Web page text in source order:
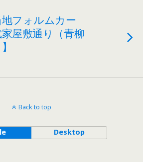
フォルムカー
屋敷通り（青柳
Back to top
Desktop